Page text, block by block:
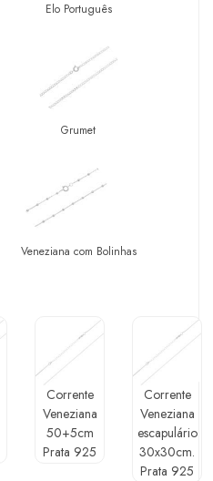
Elo Português
Grumet
Veneziana com Bolinhas
Corrente
Veneziana
50+5cm
Prata 925
Corrente
Veneziana
escapulário
30x30cm.
Prata 925